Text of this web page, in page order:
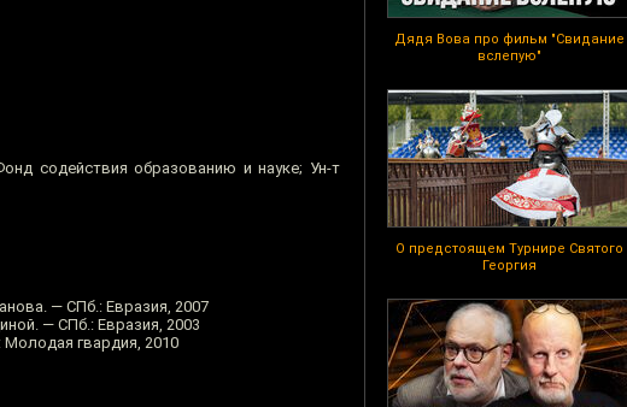
Дядя Вова про фильм "Свидание
вслепую"
О предстоящем Турнире Святого
Георгия
содействия образованию и науке; Ун-т
— СПб.: Евразия, 2007
— СПб.: Евразия, 2003
гвардия, 2010